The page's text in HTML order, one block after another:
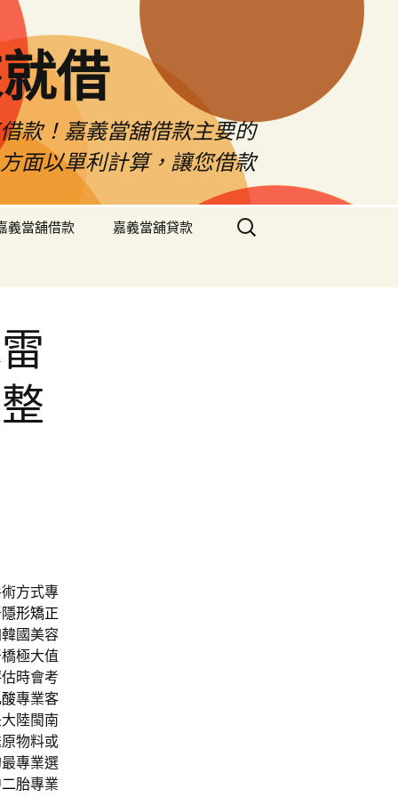
借
款！嘉義當舖借款主要的
面以單利計算，讓您借款
義當舖借款 嘉義當舖貸款
搜
尋
方式專
隱形矯正
國美容
極大值
時會考
專業客
陸閩南
物料或
專業選
胎專業